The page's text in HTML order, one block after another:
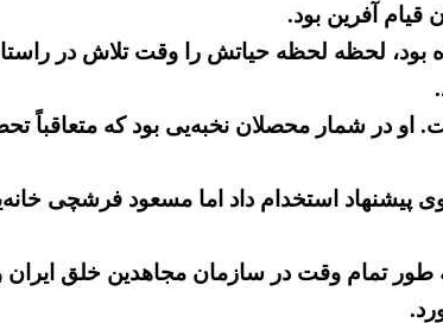
آفرین بود.
بود، لحظه لحظه حیاتش را وقت تلاش در
به مجاهدین پیوست. او در شمار محصلان نخبه‌یی بود
پیشنهاد استخدام داد اما مسعود فرشچی
خلق و میهنش به طور تمام وقت در سازمان مجاهدین